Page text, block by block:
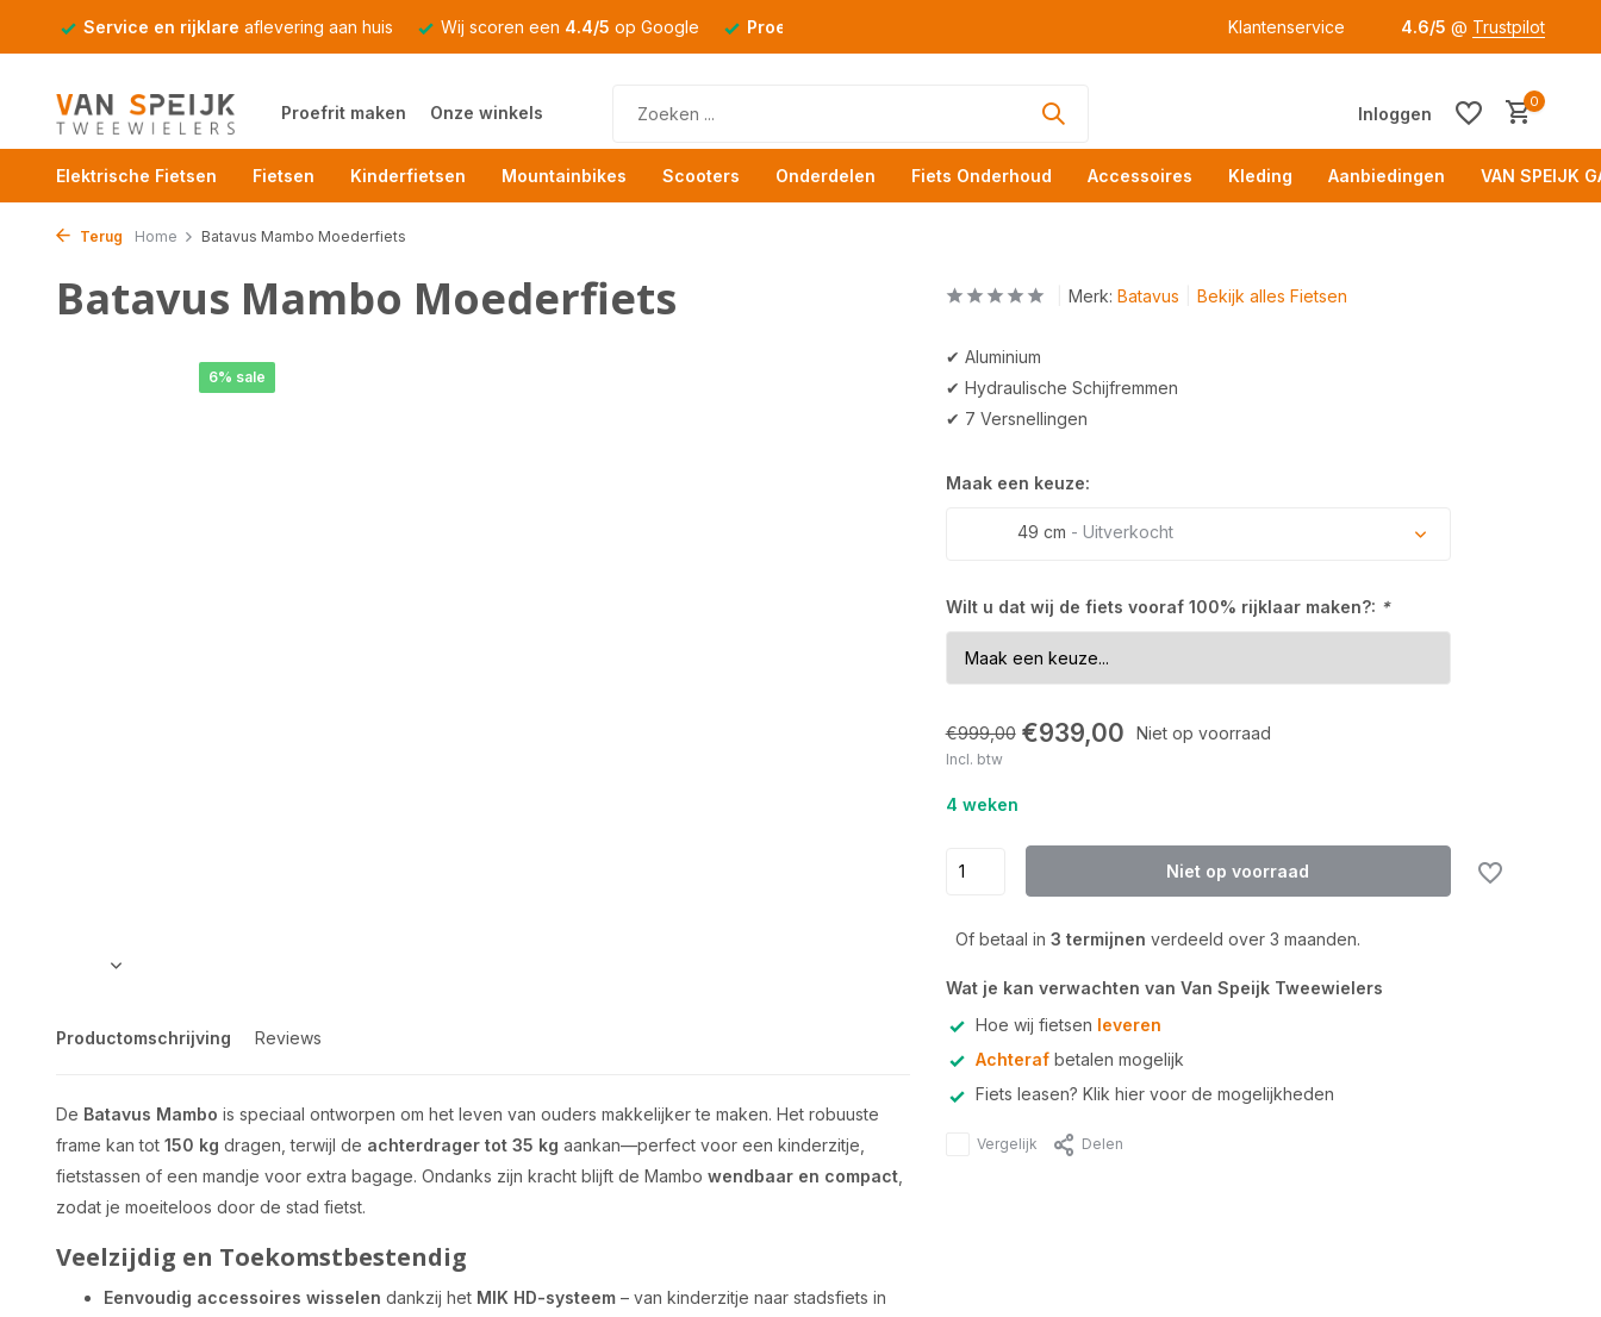
Service en rijklare aflevering aan huis Wij scoren een 4.4/5 op Google Proefrit Klantenservice 4.6/5 @ Trustpilot
Proefrit maken Onze winkels Inloggen
0
Elektrische Fietsen Fietsen Kinderfietsen Mountainbikes Scooters Onderdelen Fiets Onderhoud Accessoires Kleding Aanbiedingen VAN SPEIJK
Terug Home Batavus Mambo Moederfiets
Batavus Mambo Moederfiets
6% sale
Productomschrijving Reviews
De Batavus Mambo is speciaal ontworpen om het leven van ouders makkelijker te maken. Het robuuste
frame kan tot 150 kg dragen, terwijl de achterdrager tot 35 kg aankan—perfect voor een kinderzitje,
fietstassen of een mandje voor extra bagage. Ondanks zijn kracht blijft de Mambo wendbaar en compact
zodat je moeiteloos door de stad fietst.
Veelzijdig en Toekomstbestendig
Eenvoudig accessoires wisselen dankzij het MIK HD-systeem – van kinderzitje naar stadsfiets in
Merk: Batavus Bekijk alles Fietsen
✔ Aluminium
✔ Hydraulische Schijfremmen
✔ 7 Versnellingen
Maak een keuze:
49 cm - Uitverkocht
Wilt u dat wij de fiets vooraf 100% rijklaar maken?: *
€999,00 €939,00 Niet op voorraad
Incl. btw
4 weken
Niet op voorraad
Of betaal in 3 termijnen verdeeld over 3 maanden.
Wat je kan verwachten van Van Speijk Tweewielers
Hoe wij fietsen leveren
Achterafbetalen mogelijk
Fiets leasen? Klik hier voor de mogelijkheden
Vergelijk Delen